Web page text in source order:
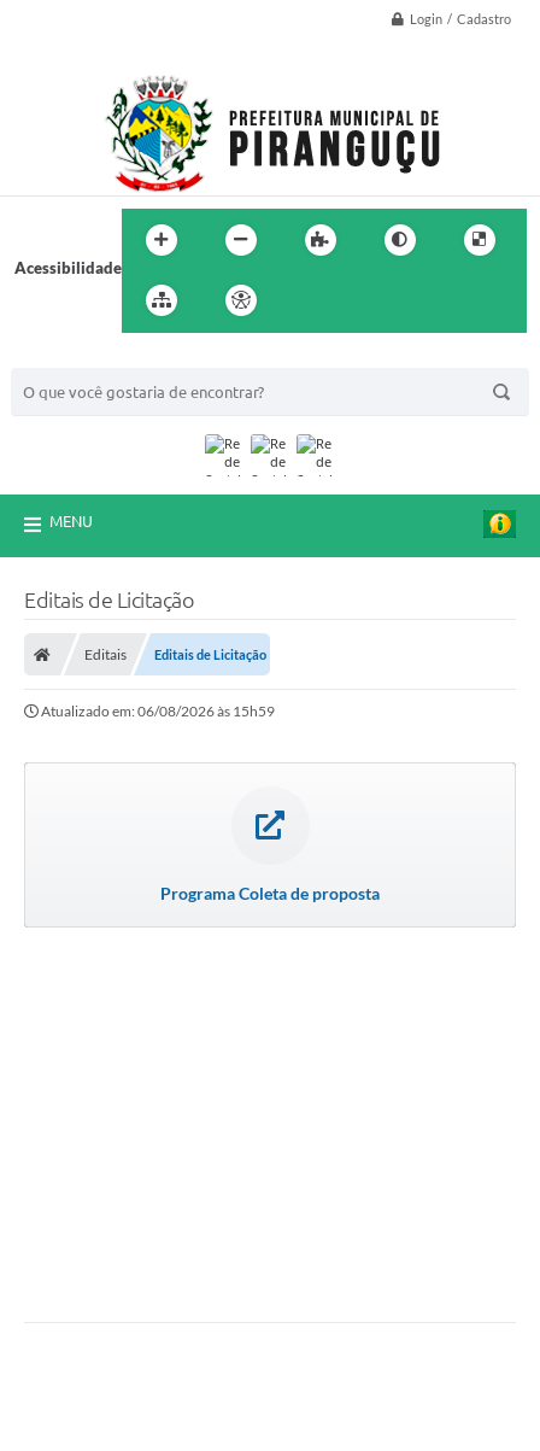
Login / Cadastro
Acessibilidade
MENU
Editais de Licitação
Editais Editais de Licitação
Atualizado em: 06/08/2026 às 15h59
Programa Coleta de proposta